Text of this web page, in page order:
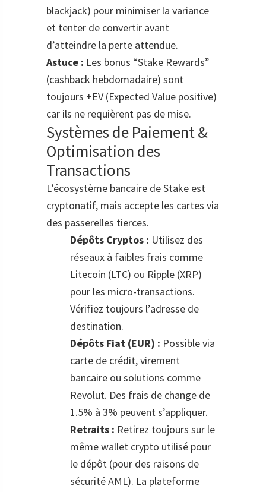
blackjack) pour minimiser la variance
et tenter de convertir avant
d’atteindre la perte attendue.
Astuce : Les bonus “Stake Rewards”
(cashback hebdomadaire) sont
toujours +EV (Expected Value positive)
car ils ne requièrent pas de mise.
Systèmes de Paiement &
Optimisation des
Transactions
L’écosystème bancaire de Stake est
cryptonatif, mais accepte les cartes via
des passerelles tierces.
Dépôts Cryptos : Utilisez des
réseaux à faibles frais comme
Litecoin (LTC) ou Ripple (XRP)
pour les micro-transactions.
Vérifiez toujours l’adresse de
destination.
Dépôts Fiat (EUR) : Possible via
carte de crédit, virement
bancaire ou solutions comme
Revolut. Des frais de change de
1.5% à 3% peuvent s’appliquer.
Retraits : Retirez toujours sur le
même wallet crypto utilisé pour
le dépôt (pour des raisons de
sécurité AML). La plateforme